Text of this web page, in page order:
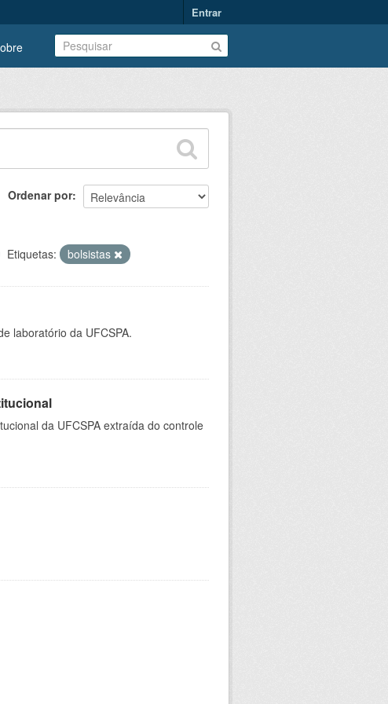
Entrar
Ordenar por
Etiquetas: bolsistas
laboratório da UFCSPA.
da UFCSPA extraída do controle